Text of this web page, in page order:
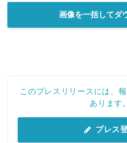
画像を一括してダ
このプレスリリースには、
あります。
プレス